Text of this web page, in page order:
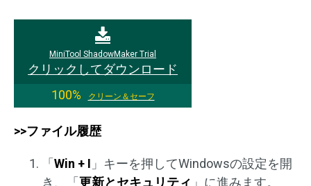
MiniTool ShadowMaker Trial
クリックしてダウンロード
100%
クリーン＆セーフ
>>ファイル履歴
「Win + I 」キーを押してWindowsの設定を開
き、「更新とセキュリティ 」に進みます。